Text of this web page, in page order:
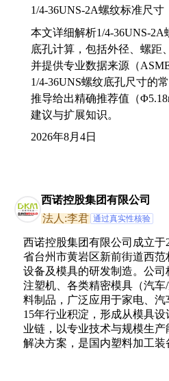
1/4-36UNS-2A螺纹标准尺寸
本文详细解析1/4-36UNS-2A
底孔计算，包括外径、螺距
并提供专业数据来源（
1/4-36UNS螺纹底孔尺寸的
推导给出精确推荐值（
建议与扩展知识。
2026年8月4日
西诺控股集团有限公司
法人:李君 通过真实性核验
西诺控股集团有限公司成立于
省台州市黄岩区新前街道西
设备及模具的研发制造。公司
注塑机、各类精密模具（汽
料制品，广泛应用于家电、
15年行业积淀，形成从模具
业链，以专业技术与规模生
解决方案，是国内塑料加工装